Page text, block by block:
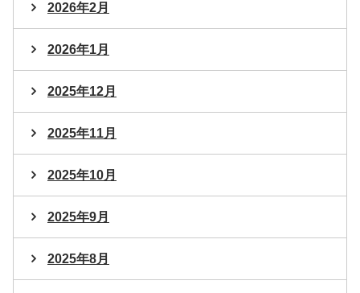
2026年2月
2026年1月
2025年12月
2025年11月
2025年10月
2025年9月
2025年8月